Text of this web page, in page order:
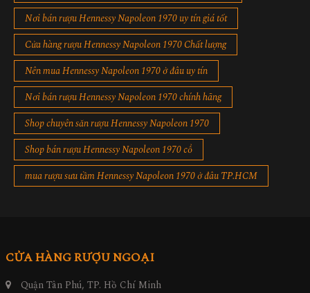
Nơi bán rượu Hennessy Napoleon 1970 uy tín giá tốt
Cửa hàng rượu Hennessy Napoleon 1970 Chất lượng
Nên mua Hennessy Napoleon 1970 ở đâu uy tín
Nơi bán rượu Hennessy Napoleon 1970 chính hãng
Shop chuyên săn rượu Hennessy Napoleon 1970
Shop bán rượu Hennessy Napoleon 1970 cổ
mua rượu sưu tầm Hennessy Napoleon 1970 ở đâu TP.HCM
CỬA HÀNG RƯỢU NGOẠI
Quận Tân Phú, TP. Hồ Chí Minh